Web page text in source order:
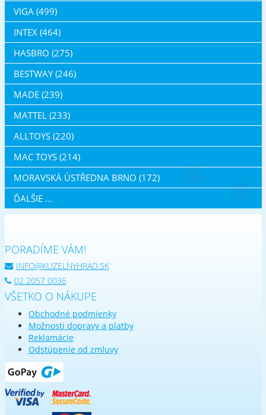
VIGA (499)
INTEX (464)
HASBRO (275)
BESTWAY (246)
MADE (239)
MATTEL (233)
ALLTOYS (220)
MAC TOYS (214)
MORAVSKÁ ÚSTŘEDNA BRNO (172)
ĎALŠIE ...
PORADÍME VÁM!
INFO@KUZELNYHRAD.SK
02 2057 0036
VŠETKO O NÁKUPE
Obchodné podmienky
Možnosti dopravy a platby
Reklamácie
Odstúpenie od zmluvy